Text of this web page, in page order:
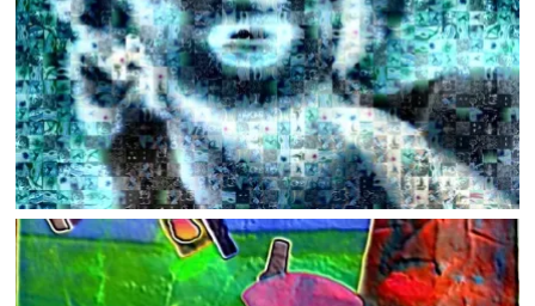
PHOTOCOLLAGE DIGITAL MOSAICS
Work